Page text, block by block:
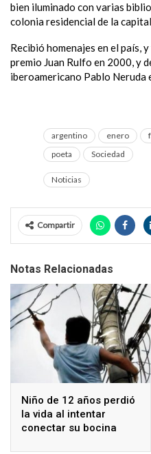
bien iluminado con varias
colonia residencial de la
Recibió homenajes en el país,
premio Juan Rulfo en 2000, y
iberoamericano Pablo Neruda
argentino enero
poeta
Sociedad
Noticias
Compartir
Notas Relacionadas
Niño de 12 años perdió
la vida al intentar
conectar su bocina